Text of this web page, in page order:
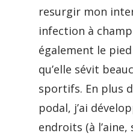
resurgir mon
infection à
également le
qu’elle sévit
sportifs. En plus
podal, j’ai
endroits (à